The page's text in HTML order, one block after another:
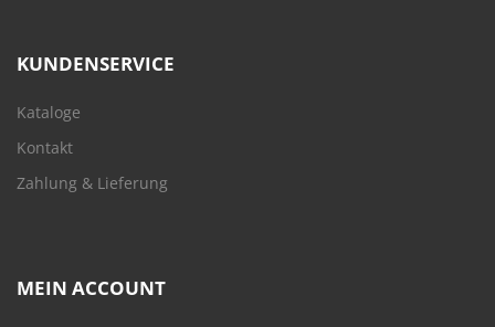
KUNDENSERVICE
Kataloge
Kontakt
Zahlung & Lieferung
MEIN ACCOUNT